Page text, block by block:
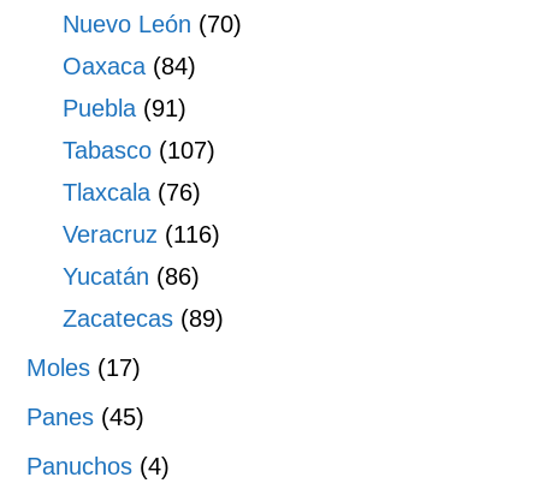
Nuevo León (70)
Oaxaca (84)
Puebla (91)
Tabasco (107)
Tlaxcala (76)
Veracruz (116)
Yucatán (86)
Zacatecas (89)
Moles (17)
Panes (45)
Panuchos (4)